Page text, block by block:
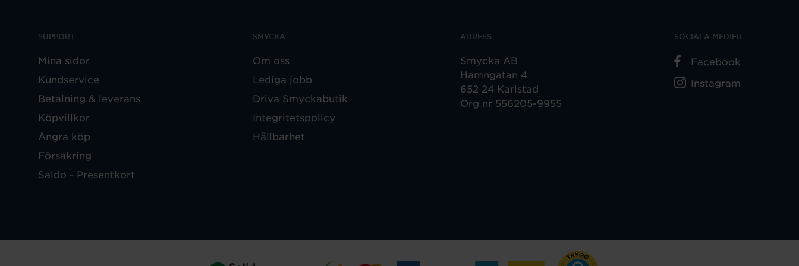
SUPPORT
Mina sidor
Kundservice
Betalning & leverans
Köpvillkor
Ångra köp
Försäkring
Saldo - Presentkort
SMYCKA
Om oss
Lediga jobb
Driva Smyckabutik
Integritetspolicy
Hållbarhet
ADRESS
Smycka AB
Hamngatan 4
652 24 Karlstad
Org nr 556205-9955
SOCIALA MEDIER
Facebook
Instagram